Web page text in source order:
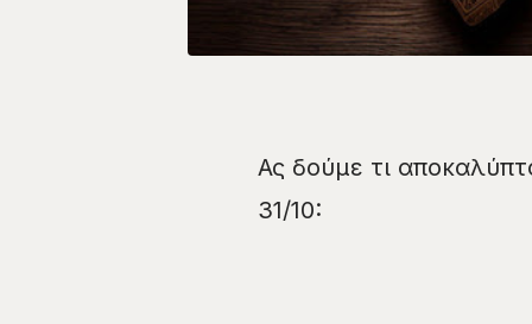
Ας δούμε τι
31/10: